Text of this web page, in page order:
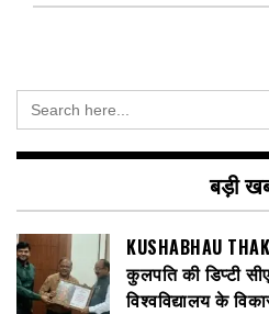
Search
for:
बड़ी
KUSHABHAU
कुलपति की डिप्टी
विश्वविद्यालय के